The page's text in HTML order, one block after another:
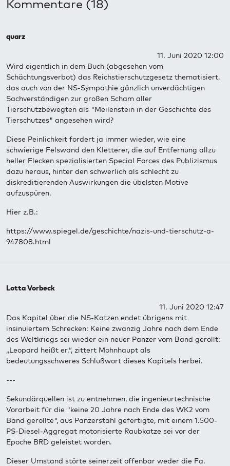
Kommentare (18)
quarz
11. Juni 2020 12:00
Wird eigentlich in dem Buch (abgesehen vom
Schächtungsverbot) das Reichstierschutzgesetz thematisiert,
das auch von der NS-Sympathie gänzlich unverdächtigen
Sachverständigen zur großen Scham aller
Tierschutzbewegten als "Meilenstein in der Geschichte des
Tierschutzes" angesehen wird?
Diese Peinlichkeit fordert ja immer wieder, wie eine
schwierige Felswand den Kletterer, die auf Entfernung allzu
heller Flecken spezialisierten Special Forces des Publizismus
dazu heraus, hinter den schwerlich als schlecht zu
diskreditierenden Auswirkungen die übelsten Motive
aufzuspüren.
Hier z.B.:
https://www.spiegel.de/geschichte/nazis-und-tierschutz-a-
947808.html
Lotta Vorbeck
11. Juni 2020 12:47
Das Kapitel über die NS-Katzen endet übrigens mit
insinuiertem Schrecken: Keine zwanzig Jahre nach dem Ende
des Weltkriegs sei wieder ein neuer Panzer vom Band gerollt:
„Leopard heißt er.“, zittert Mohnhaupt als
bedeutungsschweres Schlußwort dieses Kapitels herbei.
---
Sekundärquellen ist zu entnehmen, die ingenieurtechnische
Vorarbeit für die "keine 20 Jahre nach Ende des WK2 vom
Band gerollte", aus Panzerstahl gefertigte, mit einem 1.500-
PS-Diesel-Aggregat motorisierte Raubkatze sei vor der
Epoche BRD geleistet worden.
Dieser Umstand störte seinerzeit offenbar weder die Fa.